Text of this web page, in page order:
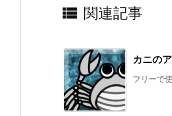
 関連記事
カニの
フリーで